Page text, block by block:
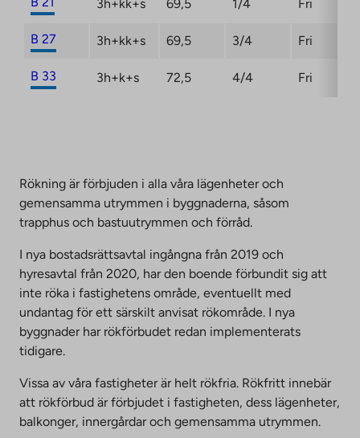
3h+kk+s 69,5 1/4 Fri
B 27 3h+kk+s 69,5 3/4 Fri
B 33 3h+k+s 72,5 4/4 Fri
Rökning är förbjuden i alla våra lägenheter och
gemensamma utrymmen i byggnaderna, såsom
trapphus och bastuutrymmen och förråd.
I nya bostadsrättsavtal ingångna från 2019 och
hyresavtal från 2020, har den boende förbundit sig att
inte röka i fastighetens område, eventuellt med
undantag för ett särskilt anvisat rökområde. I nya
byggnader har rökförbudet redan implementerats
tidigare.
Vissa av våra fastigheter är helt rökfria. Rökfritt innebär
att rökförbud är förbjudet i fastigheten, dess lägenheter,
balkonger, innergårdar och gemensamma utrymmen.